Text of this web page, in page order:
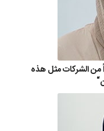
من الشركات مثل هذه